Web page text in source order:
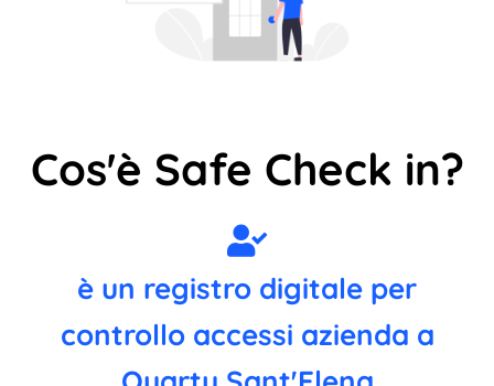
Cos'è Safe Check in?
è un registro digitale per
controllo accessi azienda a